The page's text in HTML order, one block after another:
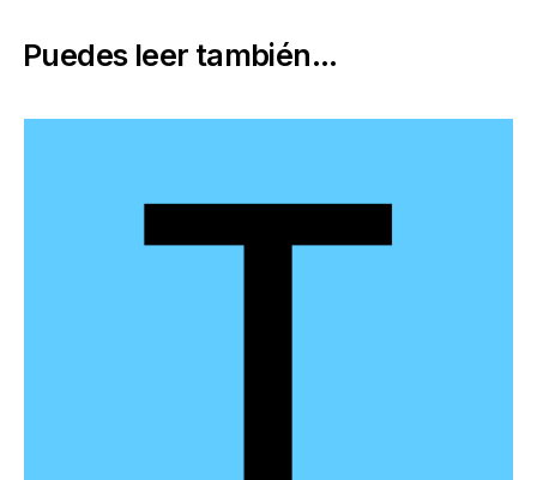
Puedes leer también...